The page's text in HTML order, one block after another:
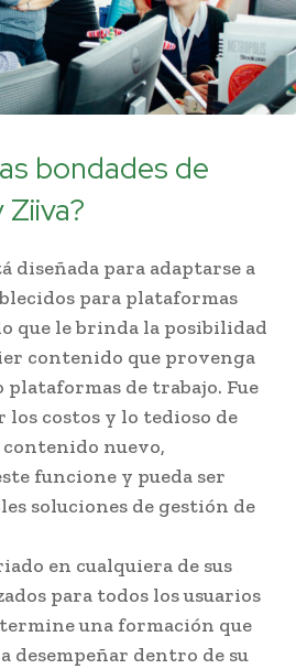
bondades de
diseñada para adaptarse a
para plataformas
que le brinda la posibilidad
contenido que provenga
de trabajo. Fue
los costos y lo tedioso de
nuevo,
funcione y pueda ser
soluciones de gestión de
en cualquiera de sus
para todos los usuarios
una formación que
desempeñar dentro de su